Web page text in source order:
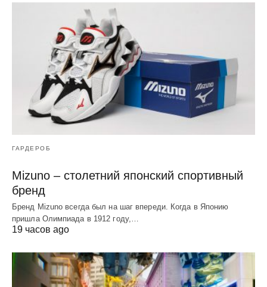
ГАРДЕРОБ
Mizuno – столетний японский спортивный
бренд
Бренд Mizuno всегда был на шаг впереди. Когда в Японию
пришла Олимпиада в 1912 году,…
19 часов ago